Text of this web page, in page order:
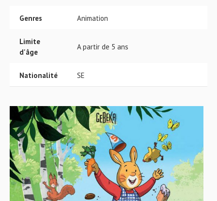
Genres Animation
Limite
d'âge
A partir de 5 ans
Nationalité SE